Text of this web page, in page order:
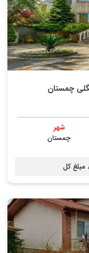
چمستان
شهر
چمستان
مبلغ کل